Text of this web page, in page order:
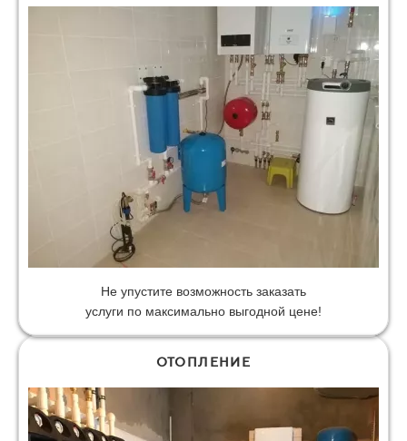
Не упустите возможность заказать
услуги по максимально выгодной цене!
ОТОПЛЕНИЕ